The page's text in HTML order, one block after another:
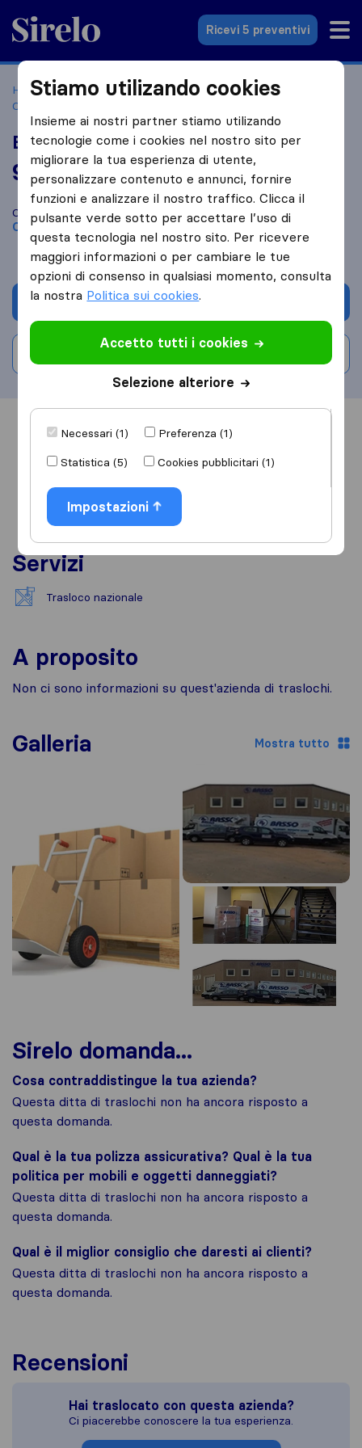
Sirelo.it
Ricevi 5 preventivi
Home
Le 10 migliori aziende di traslochi in Italia
Contigliano
Bf - Traslochi
9,2 basato su 7
recensioni di Sirelo e Google
i
Confronta Bf - Traslochi con altreaziende di traslochi
Contigliano
Chiedi preventivo
Informazioni Recensioni
Servizi
Trasloco nazionale
A proposito
Non ci sono informazioni su quest'azienda di traslochi.
Galleria Mostra tutto
Sirelo domanda...
Cosa contraddistingue la tua azienda?
Questa ditta di traslochi non ha ancora risposto a
questa domanda.
Qual è la tua polizza assicurativa? Qual è la tua
politica per mobili e oggetti danneggiati?
Questa ditta di traslochi non ha ancora risposto a
questa domanda.
Qual è il miglior consiglio che daresti ai clienti?
Questa ditta di traslochi non ha ancora risposto a
questa domanda.
Recensioni
Hai traslocato con questa azienda?
Ci piacerebbe conoscere la tua esperienza.
Stiamo utilizando cookies
Insieme ai nostri partner stiamo utilizando
tecnologie come i cookies nel nostro sito per
migliorare la tua esperienza di utente,
personalizzare contenuto e annunci, fornire
funzioni e analizzare il nostro traffico. Clicca il
pulsante verde sotto per accettare l’uso di
questa tecnologia nel nostro sito. Per ricevere
maggiori informazioni o per cambiare le tue
opzioni di consenso in qualsiasi momento, consulta
la nostra Politica sui cookies.
Accetto tutti i cookies
Selezione alteriore
Necessari (1)
Preferenza (1)
Statistica (5)
Cookies pubblicitari (1)
Impostazioni